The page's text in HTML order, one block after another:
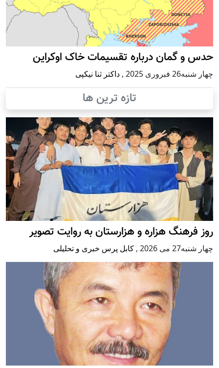
حدس و گمان درباره تقسیمات خاک اوکراین
چهار شنبه26 فبروری 2025 , داکتر ثنا نیکپی
تازه ترین ها
روز فرهنگ هزاره و هزارستان به روایت تصویر
چهار شنبه27 می 2026 , کابل پرس خبری و تحلیلی